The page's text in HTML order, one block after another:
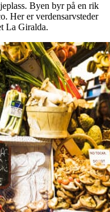
Byen byr på en rik
Her er verdensarvsteder
La Giralda.